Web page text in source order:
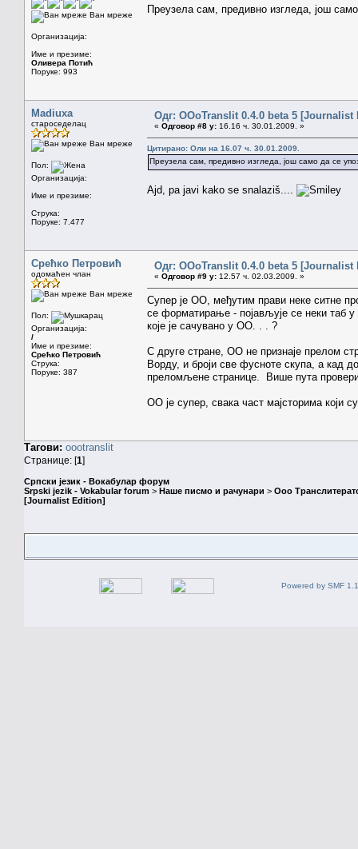
Ван мреже
Организација:
Име и презиме:
Оливера Потић
Поруке: 993
Преузела сам, предивно изгледа, још
Madiuxa
староседелац
Ван мреже
Пол:
Организација:
Име и презиме:
Струка:
Поруке: 7.477
Одг: OOoTranslit 0.4.0 beta 5 [Journalist
« Одговор #8 у: 16.16 ч. 30.01.2009. »
Цитирано: Оли на 16.07 ч. 30.01.2009.
Преузела сам, предивно изгледа, још само да се
Ajd, pa javi kako se snalaziš....
Срећко Петровић
одомаћен члан
Ван мреже
Пол:
Организација:
/
Име и презиме:
Срећко Петровић
Струка:
Поруке: 387
Одг: OOoTranslit 0.4.0 beta 5 [Journalist
« Одговор #9 у: 12.57 ч. 02.03.2009. »
Супер је ОО, међутим прави неке ситне
се форматирање - појављује се неки таб
које је сачувано у ОО. . . ?
С друге стране, ОО не признаје прелом
Ворду, и броји све фусноте скупа, а кад
преломљене странице. Више пута
ОО је супер, свака част мајсторима који
Тагови: oootranslit
Странице: [1]
Српски језик - Вокабулар форум
Srpski jezik - Vokabular forum > Наше писмо и рачунари > Ооо
[Journalist Edition]
Powered by SMF